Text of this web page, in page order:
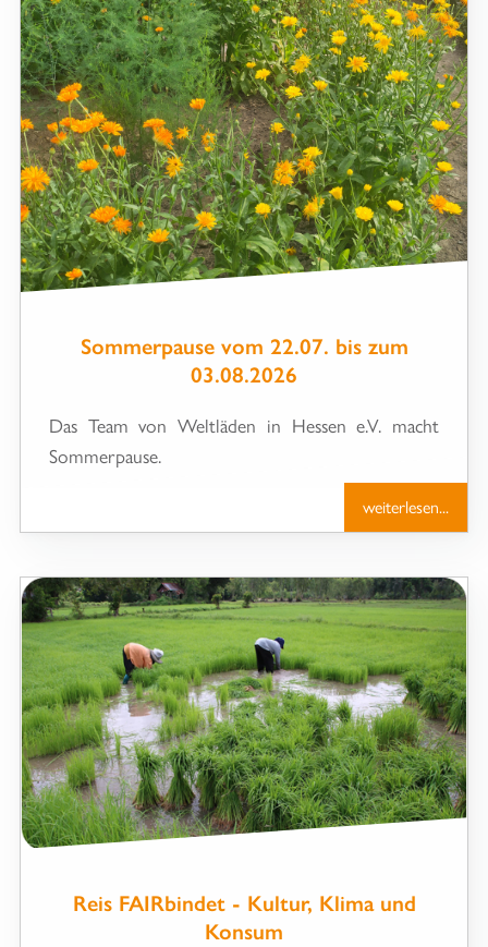
Sommerpause vom 22.07. bis zum
03.08.2026
Das Team von Weltläden in Hessen e.V. macht
Sommerpause.
weiterlesen...
Reis FAIRbindet - Kultur, Klima und
Konsum